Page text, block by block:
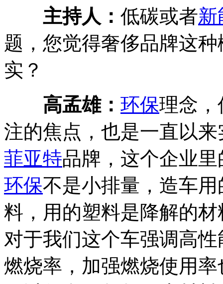
主持人： 低碳或者新
题，您觉得奢侈品牌这
实？
高孟雄： 环保理念，
注的焦点，也是一直以
菲亚特品牌，这个企业
环保不是小排量，造车
料，用的塑料是降解的
对于我们这个车强调高
燃烧率，加强燃烧使用